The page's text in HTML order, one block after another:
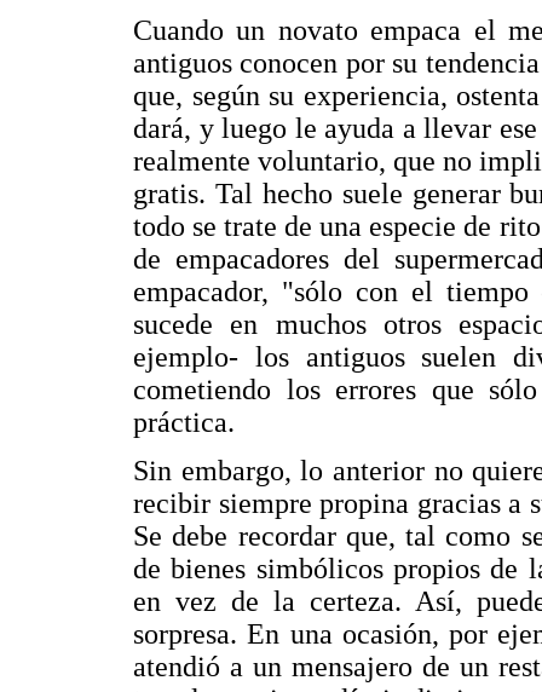
Cuando un novato empaca el
antiguos conocen por su
que, según su experiencia,
dará, y luego le ayuda a llevar
realmente voluntario, que no
gratis. Tal hecho suele generar
todo se trate de una especie de
de empacadores del
empacador, "sólo con el tiempo
sucede en muchos otros
ejemplo- los antiguos suelen
cometiendo los errores que
práctica.
Sin embargo, lo anterior no
recibir siempre propina gracias a
Se debe recordar que, tal como
de bienes simbólicos propios de
en vez de la certeza. Así,
sorpresa. En una ocasión, por
atendió a un mensajero de un